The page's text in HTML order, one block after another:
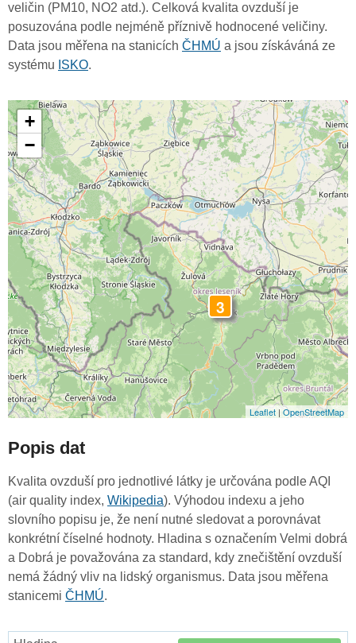
veličin (PM10, NO2 atd.). Celková kvalita ovzduší je
posuzována podle nejméně příznivě hodnocené veličiny.
Data jsou měřena na stanicích ČHMÚ a jsou získáváná ze
systému ISKO.
3
+
−
Leaflet | OpenStreetMap
Popis dat
Kvalita ovzduší pro jednotlivé látky je určována podle AQI
(air quality index, Wikipedia). Výhodou indexu a jeho
slovního popisu je, že není nutné sledovat a porovnávat
konkrétní číselné hodnoty. Hladina s označením Velmi dobrá
a Dobrá je považována za standard, kdy znečištění ovzduší
nemá žádný vliv na lidský organismus. Data jsou měřena
stanicemi ČHMÚ.